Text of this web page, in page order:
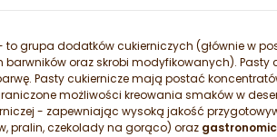
- to grupa dodatków cukierniczych (głównie
barwników oraz skrobi modyfikowanych).
Pasty cukiernicze mają postać
możliwości kreowania smaków w
- zapewniając wysoką jakość
pralin, czekolady na gorąco) oraz